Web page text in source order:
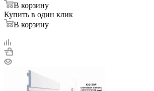
В корзину
Купить в один клик
В корзину